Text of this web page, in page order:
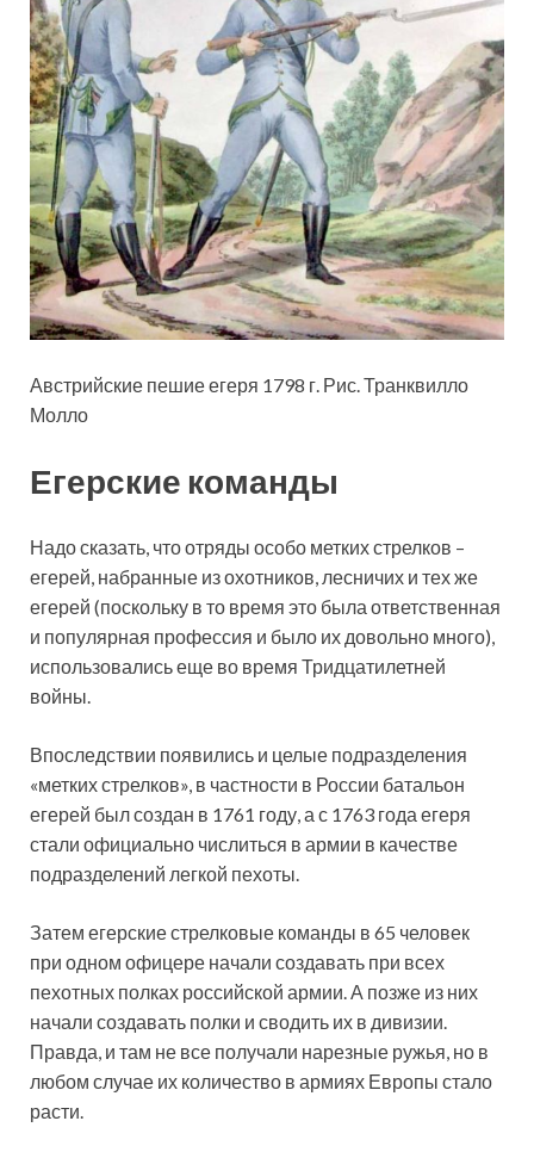
Австрийские пешие егеря 1798 г. Рис. Транквилло
Молло
Егерские команды
Надо сказать, что отряды особо метких стрелков –
егерей, набранные из охотников, лесничих и тех же
егерей (поскольку в то время это была ответственная
и популярная профессия и было их довольно много),
использовались еще во время Тридцатилетней
войны.
Впоследствии появились и целые подразделения
«метких стрелков», в частности в России батальон
егерей был создан в 1761 году, а с 1763 года егеря
стали официально числиться в армии в качестве
подразделений легкой пехоты.
Затем егерские стрелковые команды в 65 человек
при одном офицере начали создавать при всех
пехотных полках российской армии. А позже из них
начали создавать полки и сводить их в дивизии.
Правда, и там не все получали нарезные ружья, но в
любом случае их количество в армиях Европы стало
расти.